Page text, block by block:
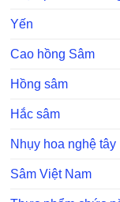
Yến
Cao hồng Sâm
Hồng sâm
Hắc sâm
Nhụy hoa nghệ tây
Sâm Việt Nam